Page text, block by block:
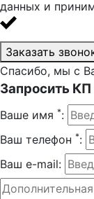
данных и
Заказать
Спасибо, мы с
Запросить КП
Ваше имя *:
Ваш телефон *:
Ваш e-mail: